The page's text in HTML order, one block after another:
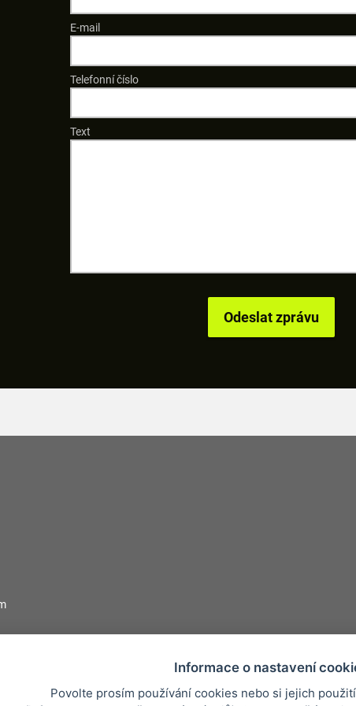
E-mail
Telefonní číslo
Text
Informace o nastavení
Povolte prosím používání cookies nebo si jejich